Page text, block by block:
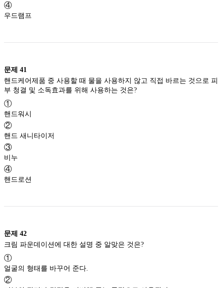
④
우드램프
문제 41
핸드케어제품 중 사용할 때 물을 사용하지 않고 직접 바르는 것으로 피
①
핸드워시
②
핸드 새니타이저
③
비누
④
핸드로션
문제 42
①
얼굴의 형태를 바꾸어 준다.
②